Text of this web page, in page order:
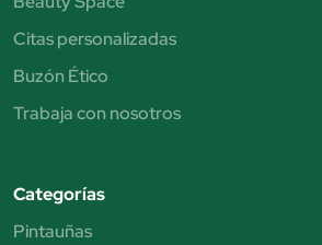
Citas personalizadas
Buzón Ético
Trabaja con nosotros
Categorías
Pintauñas